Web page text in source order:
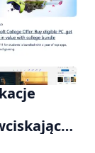
RAM po